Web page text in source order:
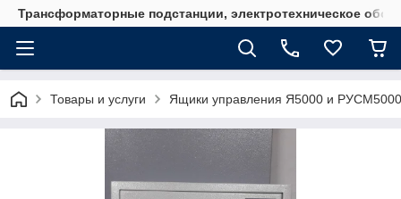
Трансформаторные подстанции, электротехническое
Товары и услуги Ящики управления Я5000 и РУСМ5000